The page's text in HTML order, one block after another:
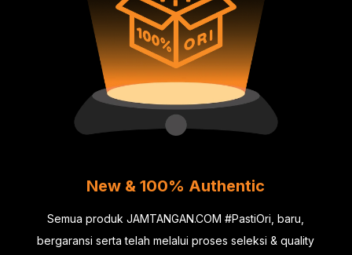
New & 100% Authentic
Semua produk JAMTANGAN.COM #PastiOri, baru,
bergaransi serta telah melalui proses seleksi & quality